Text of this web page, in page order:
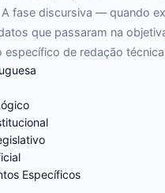
fase discursiva — quando
que passaram na
específico de redação
Específicos